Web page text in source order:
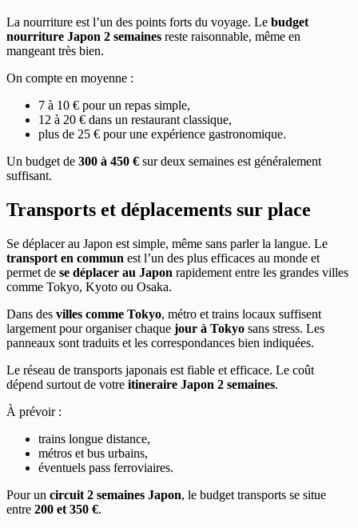
La nourriture est l’un des points forts du voyage. Le budget
nourriture Japon 2 semaines reste raisonnable, même en
mangeant très bien.
On compte en moyenne :
7 à 10 € pour un repas simple,
12 à 20 € dans un restaurant classique,
plus de 25 € pour une expérience gastronomique.
Un budget de 300 à 450 € sur deux semaines est généralement
suffisant.
Transports et déplacements sur place
Se déplacer au Japon est simple, même sans parler la langue. Le
transport en commun est l’un des plus efficaces au monde et
permet de se déplacer au Japon rapidement entre les grandes villes
comme Tokyo, Kyoto ou Osaka.
Dans des villes comme Tokyo, métro et trains locaux suffisent
largement pour organiser chaque jour à Tokyo sans stress. Les
panneaux sont traduits et les correspondances bien indiquées.
Le réseau de transports japonais est fiable et efficace. Le coût
dépend surtout de votre itineraire Japon 2 semaines.
À prévoir :
trains longue distance,
métros et bus urbains,
éventuels pass ferroviaires.
Pour un circuit 2 semaines Japon, le budget transports se situe
entre 200 et 350 €.